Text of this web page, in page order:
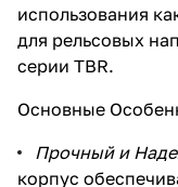
использования
для рельсовых
серии TBR.
Основные
Прочный и
корпус